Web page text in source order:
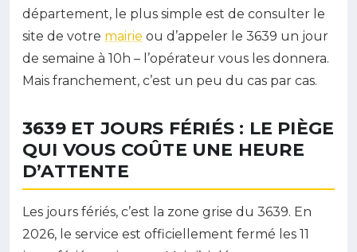
département, le plus simple est de consulter le
site de votre mairie ou d’appeler le 3639 un jour
de semaine à 10h – l’opérateur vous les donnera.
Mais franchement, c’est un peu du cas par cas.
3639 ET JOURS FÉRIÉS : LE PIÈGE
QUI VOUS COÛTE UNE HEURE
D’ATTENTE
Les jours fériés, c’est la zone grise du 3639. En
2026, le service est officiellement fermé les 11